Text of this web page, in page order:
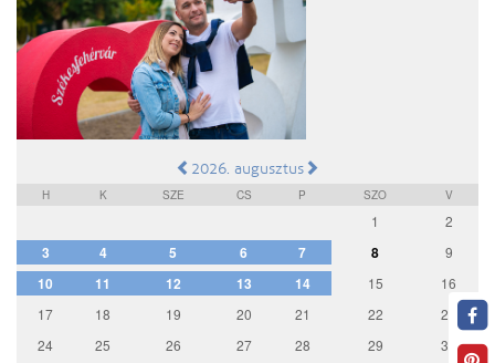
2026. augusztus
H K SZE CS P SZO V
1 2
3 4 5 6 7 8 9
10 11 12 13 14 15
16
17
18 19 20 21 22
23
24
25 26 27 28 29
30